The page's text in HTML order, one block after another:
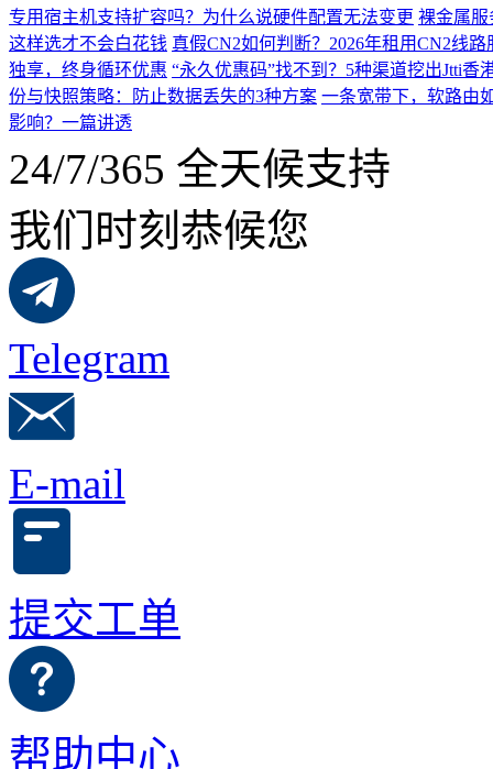
专用宿主机支持扩容吗？为什么说硬件配置无法变更 裸金属服
这样选才不会白花钱 真假CN2如何判断？2026年租用CN2线
独享，终身循环优惠 “永久优惠码”找不到？5种渠道挖出Jtti香
份与快照策略：防止数据丢失的3种方案 一条宽带下，软路由
影响？一篇讲透
24/7/365 全天候支持
我们时刻恭候您
Telegram
E-mail
提交工单
帮助中心